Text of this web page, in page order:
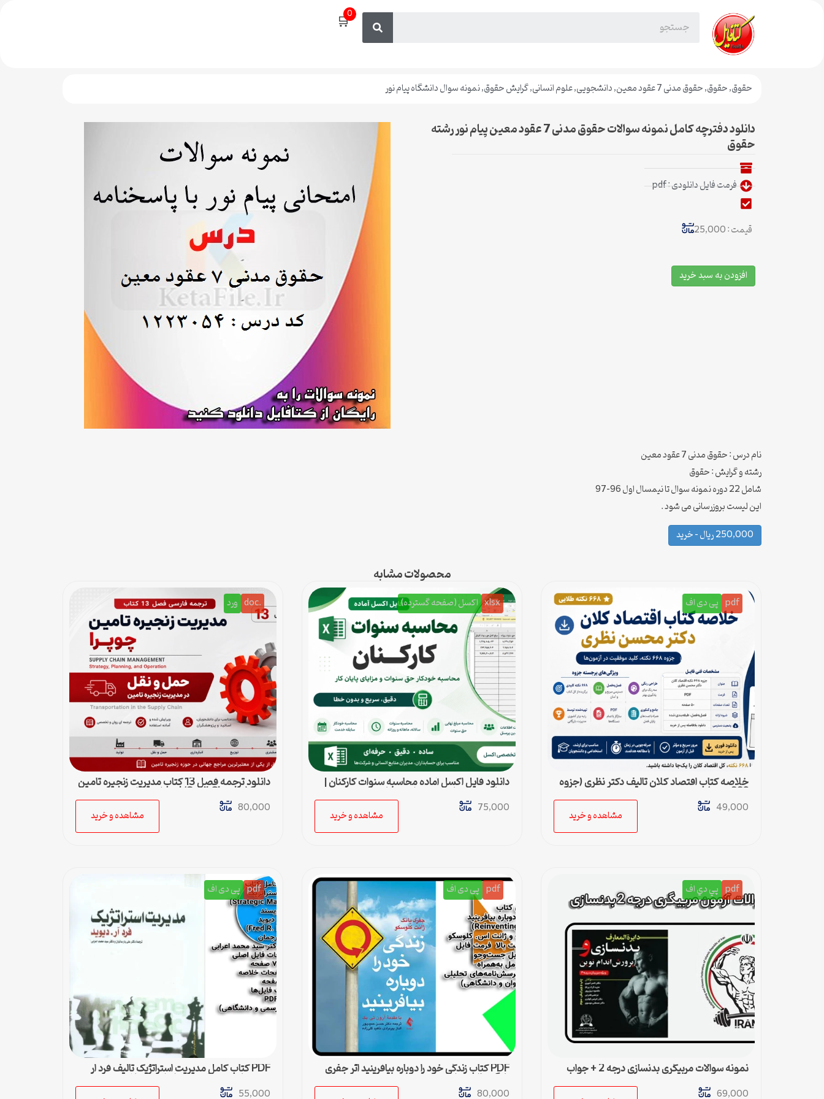
🛒0
حقوق,حقوق,حقوق مدنی 7 عقود معین ,دانشجویی,علوم انسانی,گرایش حقوق,نمونه سوال دانشگاه پیام نور
دانلود دفترچه کامل نمونه سوالات حقوق مدنی 7 عقود معین پیام نور رشته
حقوق
فرمت فایل دانلودی : pdf
قیمت : 25,000
افزودن به سبد خرید
نام درس : حقوق مدنی 7 عقود معین
رشته و گرایش : حقوق
شامل 22 دوره نمونه سوال تا نیمسال اول 96-97
این لیست بروزرسانی می شود .
250,000 ریال – خرید
محصولات مشابه
pdf پی دی اف
خلاصه کتاب اقتصاد کلان تالیف دکتر نظری (جزوه
668 نکته)
49,000
مشاهده و خرید
xlsx اکسل (صفحه گسترده)
دانلود فایل اکسل آماده محاسبه سنوات کارکنان |
محاسبه خودکار حق سنوات و پایان کار
75,000
مشاهده و خرید
.doc ورد
دانلود ترجمه فصل 13 کتاب مدیریت زنجیره تامین
چوپرا (Sunil Chopra) | حمل و نقل در زنجیره
تامین
80,000
مشاهده و خرید
pdf پي دي اف
نمونه سوالات مربیگری بدنسازی درجه 2 + جواب
69,000
pdf پی دی اف
PDF کتاب زندگی خود را دوباره بیافرینید اثر جفری
یانگ و ژانت کلوسکو
80,000
pdf پی دی اف
PDF کتاب کامل مدیریت استراتژیک تالیف فرد ار
دیوید با ترجمه پارسیان و اعرابی + خلاصه
55,000